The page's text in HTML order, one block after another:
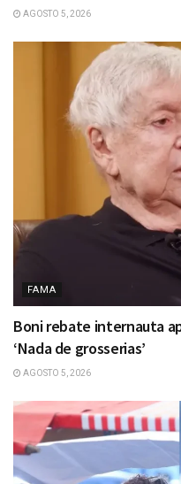
AGOSTO 5, 2026
FAMA
Boni rebate internauta
‘Nada de grosserias’
AGOSTO 5, 2026